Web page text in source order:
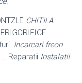
CHITILA –
Incarcari freon
Reparatii Instalatii